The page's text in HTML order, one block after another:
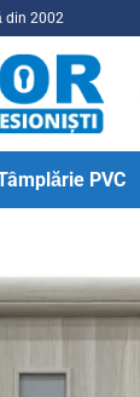
din 2002
PVC